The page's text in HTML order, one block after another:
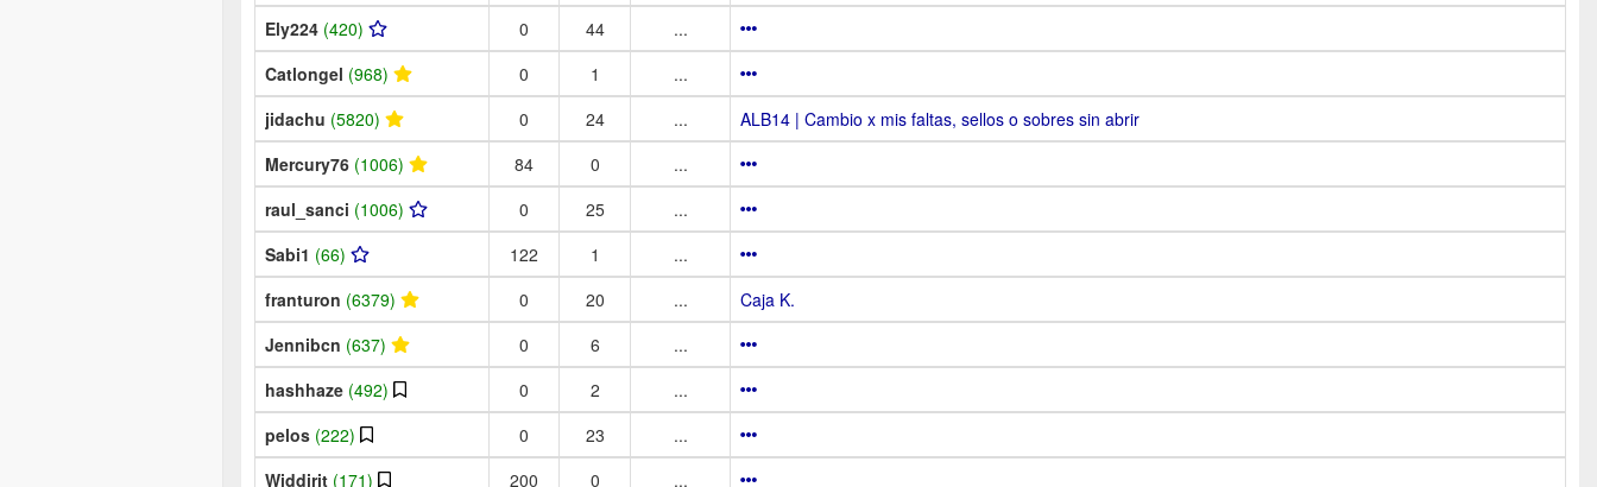
Ely224 (420) 0 44
...
Catlongel (968) 0 1
...
jidachu (5820) 0 24 ...
ALB14 | Cambio x mis faltas, sellos o sobres sin abrir
Mercury76 (1006) 84 0
...
raul_sanci (1006) 0 25
...
Sabi1 (66) 122 1
...
franturon (6379) 0 20 ...
Caja K.
Jennibcn (637) 0 6
...
hashhaze (492) 0 2
...
pelos (222) 0 23
...
Widdirit (171) 200 0 ...